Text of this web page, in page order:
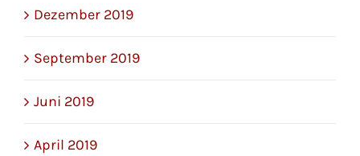
Dezember 2019
September 2019
Juni 2019
April 2019